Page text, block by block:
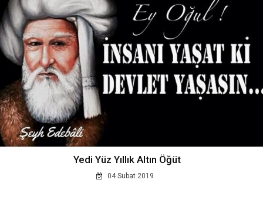
Yedi Yüz Yıllık Altın Öğüt
04 Subat 2019